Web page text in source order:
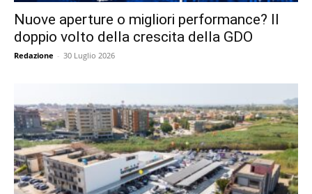
Nuove aperture o migliori performance? Il
doppio volto della crescita della GDO
Redazione - 30 Luglio 2026